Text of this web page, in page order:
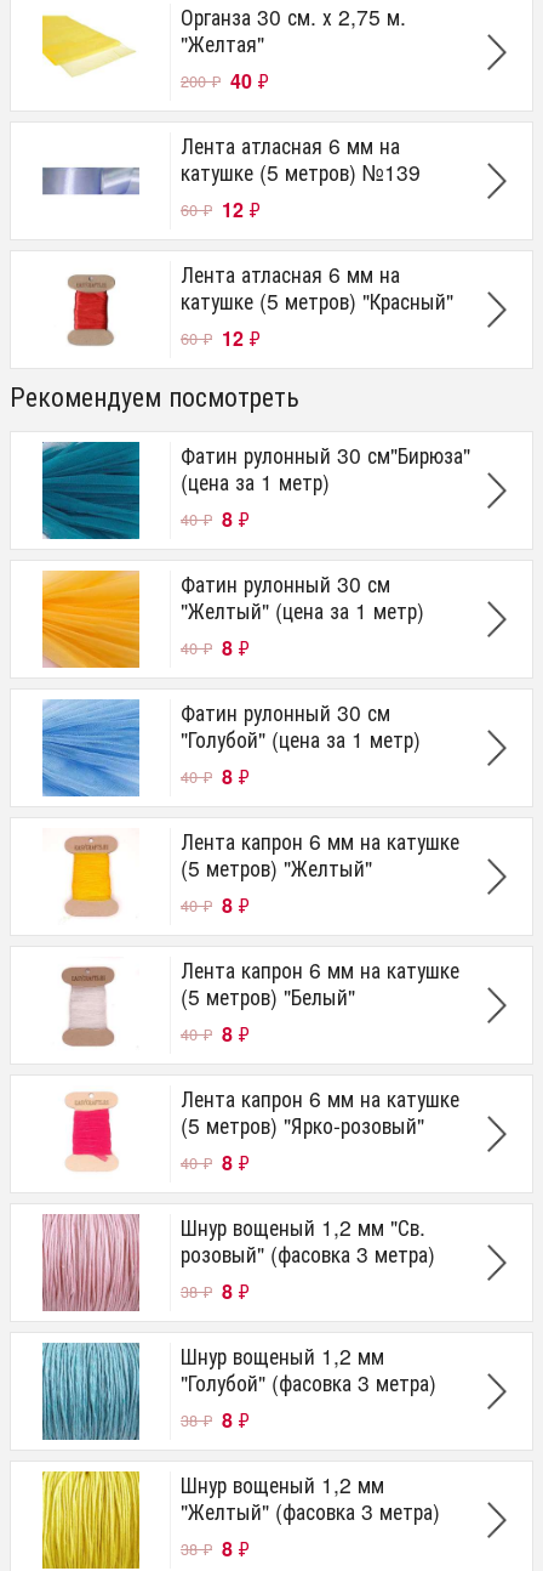
Органза 30 см. х 2,75 м.
"Желтая"
200₽ 40 ₽
Лента атласная 6 мм на
катушке (5 метров) №139
60₽ 12 ₽
Лента атласная 6 мм на
катушке (5 метров) "Красный"
60₽ 12 ₽
Рекомендуем посмотреть
Фатин рулонный 30 см"Бирюза"
(цена за 1 метр)
40₽ 8 ₽
Фатин рулонный 30 см
"Желтый" (цена за 1 метр)
40₽ 8 ₽
Фатин рулонный 30 см
"Голубой" (цена за 1 метр)
40₽ 8 ₽
Лента капрон 6 мм на катушке
(5 метров) "Желтый"
40₽ 8 ₽
Лента капрон 6 мм на катушке
(5 метров) "Белый"
40₽ 8 ₽
Лента капрон 6 мм на катушке
(5 метров) "Ярко-розовый"
40₽ 8 ₽
Шнур вощеный 1,2 мм "Св.
розовый" (фасовка 3 метра)
38₽ 8 ₽
Шнур вощеный 1,2 мм
"Голубой" (фасовка 3 метра)
38₽ 8 ₽
Шнур вощеный 1,2 мм
"Желтый" (фасовка 3 метра)
38₽ 8 ₽